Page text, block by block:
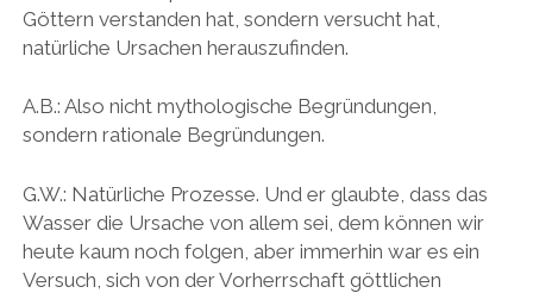
Göttern verstanden hat, sondern versucht hat,
natürliche Ursachen herauszufinden.
A.B.: Also nicht mythologische Begründungen,
sondern rationale Begründungen.
G.W.: Natürliche Prozesse. Und er glaubte, dass das
Wasser die Ursache von allem sei, dem können wir
heute kaum noch folgen, aber immerhin war es ein
Versuch, sich von der Vorherrschaft göttlichen